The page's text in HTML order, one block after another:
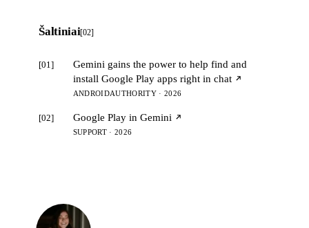
Šaltiniai[02]
[01]
Gemini gains the power to help find and
install Google Play apps right in chat
ANDROIDAUTHORITY · 2026
[02] Google Play in Gemini
SUPPORT · 2026